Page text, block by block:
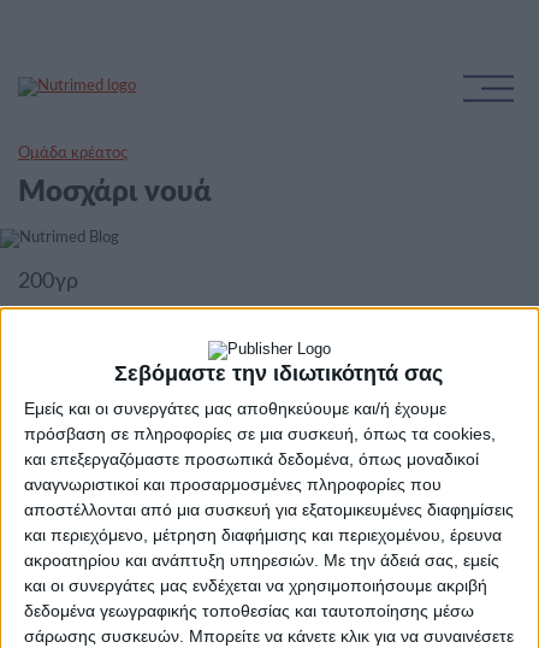
Σεβόμαστε την ιδιωτικότητά σας
Εμείς και οι συνεργάτες μας αποθηκεύουμε και/ή έχουμε
πρόσβαση σε πληροφορίες σε μια συσκευή, όπως τα cookies,
και επεξεργαζόμαστε προσωπικά δεδομένα, όπως μοναδικοί
αναγνωριστικοί και προσαρμοσμένες πληροφορίες που
αποστέλλονται από μια συσκευή για εξατομικευμένες διαφημίσεις
και περιεχόμενο, μέτρηση διαφήμισης και περιεχομένου, έρευνα
ακροατηρίου και ανάπτυξη υπηρεσιών. Με την άδειά σας, εμείς
και οι συνεργάτες μας ενδέχεται να χρησιμοποιήσουμε ακριβή
δεδομένα γεωγραφικής τοποθεσίας και ταυτοποίησης μέσω
σάρωσης συσκευών. Μπορείτε να κάνετε κλικ για να συναινέσετε
Ομάδα κρέατος
Μοσχάρι νουά
200γρ